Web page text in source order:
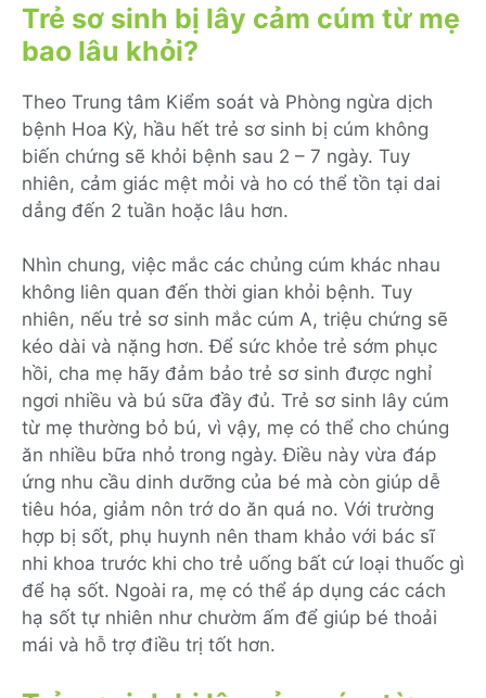
Trẻ sơ sinh bị lây cảm cúm từ mẹ
bao lâu khỏi?
Theo Trung tâm Kiểm soát và Phòng ngừa dịch
bệnh Hoa Kỳ, hầu hết trẻ sơ sinh bị cúm không
biến chứng sẽ khỏi bệnh sau 2 – 7 ngày. Tuy
nhiên, cảm giác mệt mỏi và ho có thể tồn tại dai
dẳng đến 2 tuần hoặc lâu hơn.
Nhìn chung, việc mắc các chủng cúm khác nhau
không liên quan đến thời gian khỏi bệnh. Tuy
nhiên, nếu trẻ sơ sinh mắc cúm A, triệu chứng sẽ
kéo dài và nặng hơn. Để sức khỏe trẻ sớm phục
hồi, cha mẹ hãy đảm bảo trẻ sơ sinh được nghỉ
ngơi nhiều và bú sữa đầy đủ. Trẻ sơ sinh lây cúm
từ mẹ thường bỏ bú, vì vậy, mẹ có thể cho chúng
ăn nhiều bữa nhỏ trong ngày. Điều này vừa đáp
ứng nhu cầu dinh dưỡng của bé mà còn giúp dễ
tiêu hóa, giảm nôn trớ do ăn quá no. Với trường
hợp bị sốt, phụ huynh nên tham khảo với bác sĩ
nhi khoa trước khi cho trẻ uống bất cứ loại thuốc gì
để hạ sốt. Ngoài ra, mẹ có thể áp dụng các cách
hạ sốt tự nhiên như chườm ấm để giúp bé thoải
mái và hỗ trợ điều trị tốt hơn.